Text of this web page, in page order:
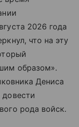
2026 года
что на эту
образом».
Дениса
рода войск.